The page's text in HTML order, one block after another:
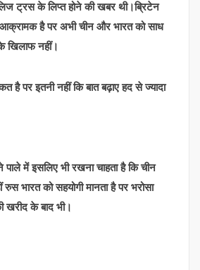
ट्रस के लिप्त होने की खबर थी।ब्रिटेन
है पर अभी चीन और भारत को साध
खिलाफ नहीं।
है पर इतनी नहीं कि बात बढ़ाए हद से ज्यादा
में इसलिए भी रखना चाहता है कि चीन
रुस भारत को सहयोगी मानता है पर भरोसा
खरीद के बाद भी।